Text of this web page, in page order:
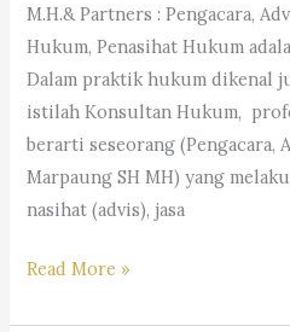
–
Andri
Marpaung,
SH,
MH
&
Partner’s
M.H.& Partners : Pengacara,
Hukum, Penasihat Hukum
Dalam praktik hukum dikenal
istilah Konsultan Hukum,
berarti seseorang (Pengacara,
Marpaung SH MH) yang
nasihat (advis), jasa
#Pengacara, #Advokat,
Read More »